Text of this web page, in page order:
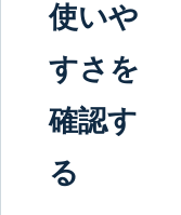
使いや
すさを
確認す
る